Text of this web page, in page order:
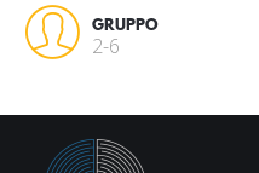
GRUPPO
2-6